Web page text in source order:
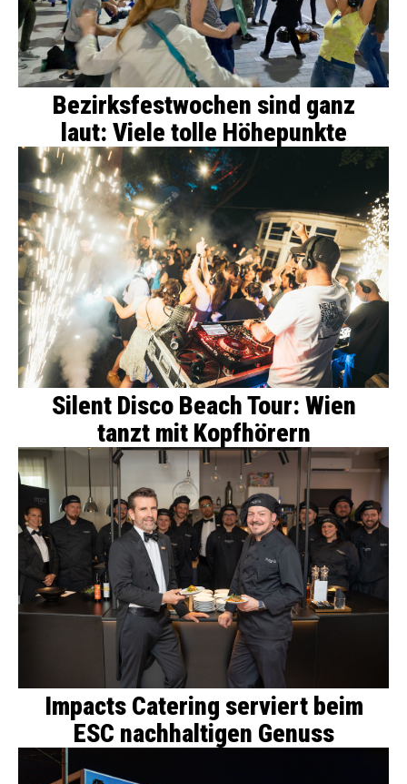
Bezirksfestwochen sind ganz
laut: Viele tolle Höhepunkte
Silent Disco Beach Tour: Wien
tanzt mit Kopfhörern
Impacts Catering serviert beim
ESC nachhaltigen Genuss